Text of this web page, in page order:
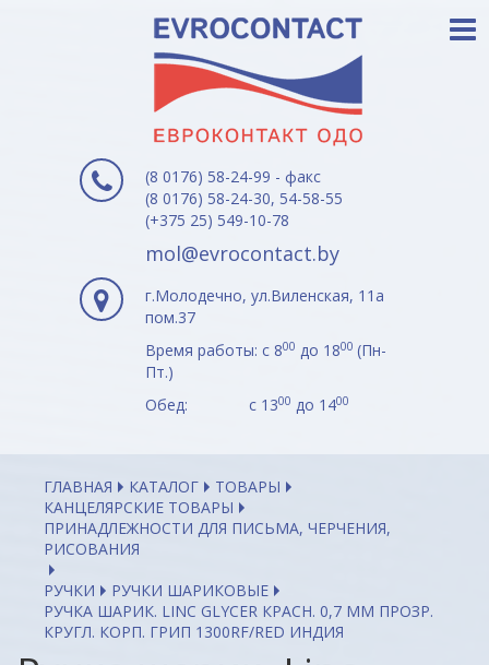
(8 0176) 58-24-99 - факс
(8 0176) 58-24-30, 54-58-55
(+375 25) 549-10-78
mol@evrocontact.by
г.Молодечно, ул.Виленская, 11а
пом.37
Время работы: с 800 до 1800 (Пн-
Пт.)
Обед: с 1300 до 1400
ГЛАВНАЯ КАТАЛОГ
ТОВАРЫ
КАНЦЕЛЯРСКИЕ ТОВАРЫ
ПРИНАДЛЕЖНОСТИ ДЛЯ ПИСЬМА, ЧЕРЧЕНИЯ,
РИСОВАНИЯ
РУЧКИ
РУЧКИ ШАРИКОВЫЕ
РУЧКА ШАРИК. LINC GLYCER КРАСН. 0,7 ММ ПРОЗР.
КРУГЛ. КОРП. ГРИП 1300RF/RED ИНДИЯ